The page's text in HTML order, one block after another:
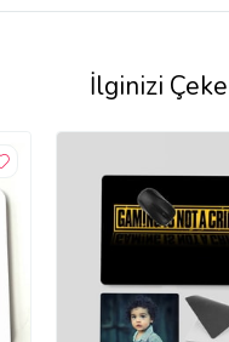
İlginizi